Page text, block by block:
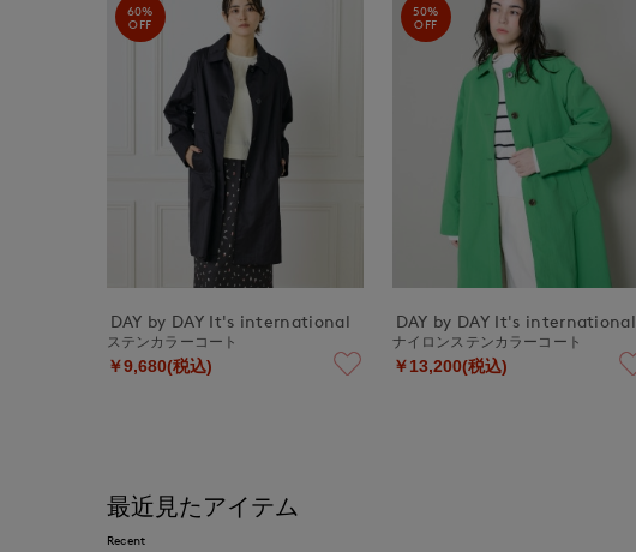
60%
OFF
DAY by DAY It's international
ステンカラーコート
￥9,680(税込)
50%
OFF
DAY by DAY It's international
ナイロンステンカラーコート
￥13,200(税込)
最近見たアイテム
Recent